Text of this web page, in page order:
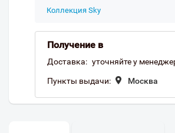
Коллекция Sky
Получение в
Доставка: уточняйте у
Пункты выдачи: Москва